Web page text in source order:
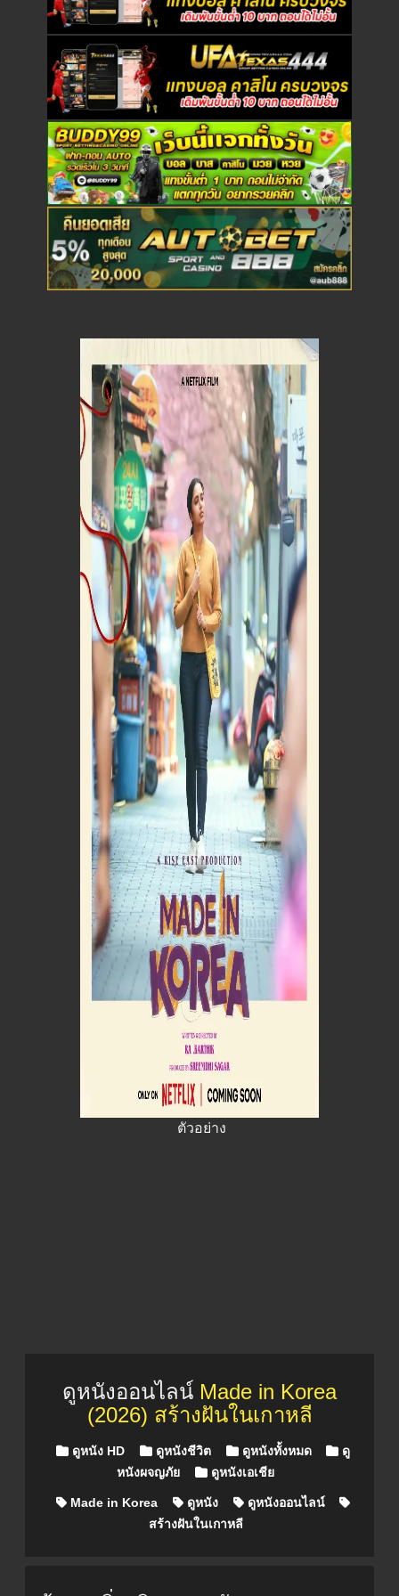
ตัวอย่าง
ดูหนังออนไลน์ Made in Korea
(2026) สร้างฝันในเกาหลี
Posted in
ดูหนัง HD ดูหนังชีวิต ดูหนังทั้งหมด
ดู
หนังผจญภัย
ดูหนังเอเชีย
Made in Korea ดูหนัง
ดูหนังออนไลน์
สร้างฝันในเกาหลี